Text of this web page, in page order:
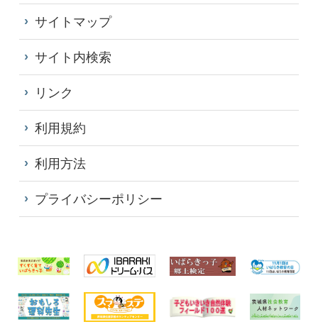
サイトマップ
サイト内検索
リンク
利用規約
利用方法
プライバシーポリシー